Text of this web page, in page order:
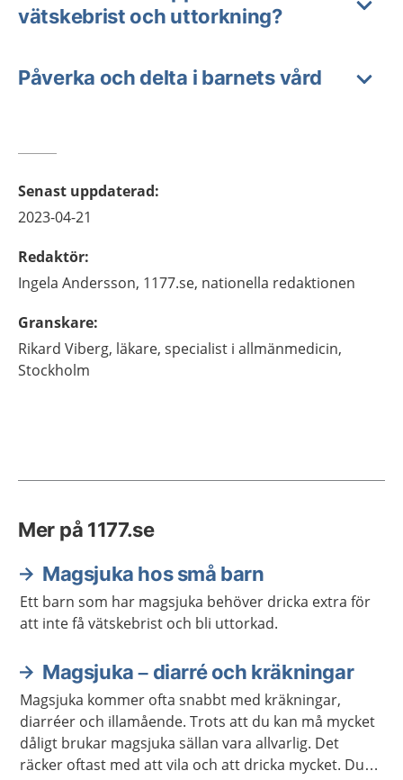
vätskebrist och uttorkning?
Påverka och delta i barnets vård
Senast uppdaterad:
2023-04-21
Redaktör:
Ingela Andersson, 1177.se, nationella redaktionen
Granskare:
Rikard Viberg, läkare, specialist i allmänmedicin,
Stockholm
Mer på 1177.se
Magsjuka hos små barn
Ett barn som har magsjuka behöver dricka extra för
att inte få vätskebrist och bli uttorkad.
Magsjuka – diarré och kräkningar
Magsjuka kommer ofta snabbt med kräkningar,
diarréer och illamående. Trots att du kan må mycket
dåligt brukar magsjuka sällan vara allvarlig. Det
räcker oftast med att vila och att dricka mycket. Du